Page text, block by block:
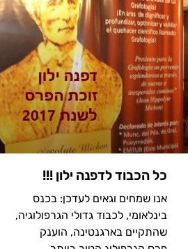
כל הכבוד לדפנה ילון !!!
אנו שמחים וגאים לעדכן: בכנס
בינלאומי, לכבוד גדולי הגרפולוגיה,
שהתקיים בארגנטינה, הוענק